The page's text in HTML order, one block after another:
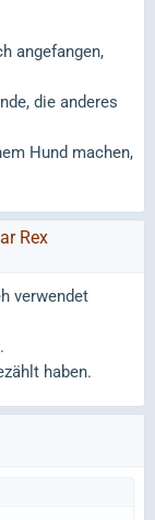
angefangen,
die anderes
Hund machen,
Rex
verwendet
haben.